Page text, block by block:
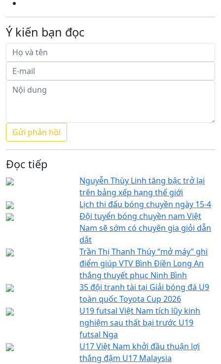
Ý kiến bạn đọc
Đọc tiếp
Nguyễn Thùy Linh tăng bậc trở lại
trên bảng xếp hạng thế giới
Lịch thi đấu bóng chuyền ngày 15-4
Đội tuyển bóng chuyền nam Việt
Nam sẽ sớm có chuyên gia giỏi dẫn
dắt
Trần Thị Thanh Thúy “mở máy” ghi
điểm giúp VTV Bình Điền Long An
thắng thuyết phục Ninh Bình
35 đội tranh tài tại Giải bóng đá U9
toàn quốc Toyota Cup 2026
U19 futsal Việt Nam tích lũy kinh
nghiệm sau thất bại trước U19
futsal Nga
U17 Việt Nam khởi đầu thuận lợi
thắng đậm U17 Malaysia